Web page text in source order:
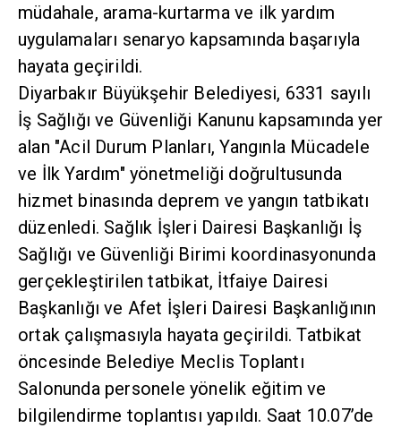
müdahale, arama-kurtarma ve ilk yardım
uygulamaları senaryo kapsamında başarıyla
hayata geçirildi.
Diyarbakır Büyükşehir Belediyesi, 6331 sayılı
İş Sağlığı ve Güvenliği Kanunu kapsamında yer
alan "Acil Durum Planları, Yangınla Mücadele
ve İlk Yardım" yönetmeliği doğrultusunda
hizmet binasında deprem ve yangın tatbikatı
düzenledi. Sağlık İşleri Dairesi Başkanlığı İş
Sağlığı ve Güvenliği Birimi koordinasyonunda
gerçekleştirilen tatbikat, İtfaiye Dairesi
Başkanlığı ve Afet İşleri Dairesi Başkanlığının
ortak çalışmasıyla hayata geçirildi. Tatbikat
öncesinde Belediye Meclis Toplantı
Salonunda personele yönelik eğitim ve
bilgilendirme toplantısı yapıldı. Saat 10.07’de